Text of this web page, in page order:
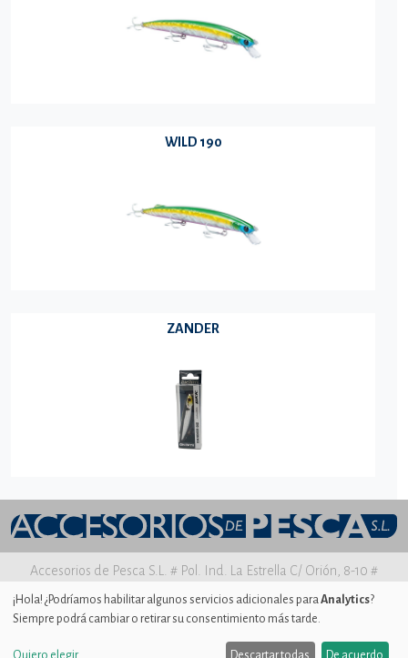
WILD 190
ZANDER
Accesorios de Pesca S.L. # Pol. Ind. La Estrella C/ Orión, 8-10 #
30500 MOLINA DE SEGURA Murcia
Aviso legal
¡Hola! ¿Podríamos habilitar algunos servicios adicionales paraAnalytics?
Siempre podrá cambiar o retirar su consentimiento más tarde.